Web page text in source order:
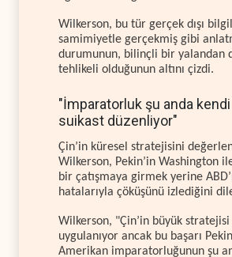
Wilkerson, bu tür gerçek dışı
samimiyetle gerçekmiş gibi
durumunun, bilinçli bir yalandan
tehlikeli olduğunun altını çizdi.
"İmparatorluk şu anda
suikast düzenliyor"
Çin’in küresel stratejisini
Wilkerson, Pekin’in Washington
bir çatışmaya girmek yerine
hatalarıyla çöküşünü izlediğini
Wilkerson, "Çin’in büyük stratejisi
uygulanıyor ancak bu başarı
Amerikan imparatorluğunun şu